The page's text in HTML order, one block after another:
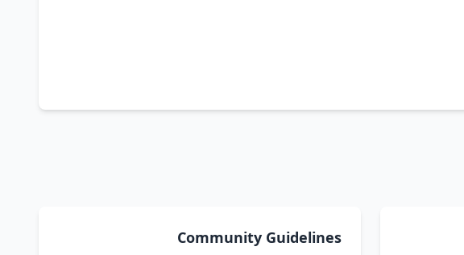
Community Guidelines